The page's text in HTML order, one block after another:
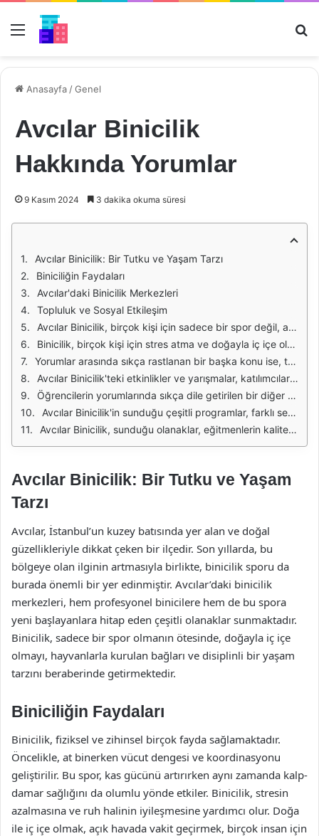
Menü
Anasayfa /Genel
Avcılar Binicilik
Hakkında Yorumlar
9 Kasım 2024 3 dakika okuma süresi
Avcılar Binicilik: Bir Tutku ve Yaşam Tarzı
Biniciliğin Faydaları
Avcılar'daki Binicilik Merkezleri
Topluluk ve Sosyal Etkileşim
Avcılar Binicilik, birçok kişi için sadece bir spor değil, aynı zamanda bir yaşam tarzıdır. Bu tesis, binicilik meraklıları için sunduğu çeşitli olanaklarla dikkat çekmektedir. Eğitmenlerin deneyimi ve atların bakımı, bu sporun güvenli ve keyifli bir şekilde yapılmasını sağlamaktadır. Kullanıcı yorumları, genellikle bu olumlu deneyimlere vurgu yapmaktadır. Binicilik dersleri alan öğrenciler, eğitmenlerin profesyonelliğinden ve yaklaşımından oldukça memnun kalmaktadır.
Binicilik, birçok kişi için stres atma ve doğayla iç içe olma fırsatı sunar. Avcılar Binicilik'le ilgili yapılan yorumlar, bu deneyimin ne kadar keyifli olduğuna dair birçok örnek içermektedir. Öğrenciler, derslerin yanı sıra atlarla olan etkileşimlerinin de kendilerine huzur verdiğini belirtmektedir. Ayrıca, atların bakımı ve beslenmesi konusundaki titizlik, bu tesisin tercih edilmesinde önemli bir rol oynamaktadır.
Yorumlar arasında sıkça rastlanan bir başka konu ise, tesisin sunduğu sosyal olanaklardır. Avcılar Binicilik, sadece bir eğitim alanı olmanın ötesinde, aynı zamanda bir topluluk oluşturma işlevi de görmektedir. Binicilik derslerine katılanlar, burada yeni arkadaşlıklar edinmekte ve ortak bir tutku etrafında bir araya gelmektedirler. Bu sosyal etkileşim, binicilik deneyimini daha da zenginleştirmektedir.
Avcılar Binicilik'teki etkinlikler ve yarışmalar, katılımcılar için heyecan verici bir deneyim sunmaktadır. Katılımcılar, bu tür organizasyonlar sayesinde yeteneklerini sergileme fırsatı bulmakta ve aynı zamanda diğer binicilerle tanışma imkanı elde etmektedir. Bu tür etkinlikler, katılımcıların motivasyonunu artırmakta ve binicilik tutkusunu pekiştirmektedir.
Öğrencilerin yorumlarında sıkça dile getirilen bir diğer husus ise, tesisin temizliği ve düzenidir. Avcılar Binicilik, hem atların hem de kullanıcıların sağlığını ön planda tutarak, hijyenik bir ortam sağlamaktadır. Bu durum, hem yeni başlayanlar hem de deneyimli biniciler için büyük bir artı olarak değerlendirilmektedir. Kullanıcılar, bu konuda tesisin titizliğini takdir etmektedir.
Avcılar Binicilik'in sunduğu çeşitli programlar, farklı seviyelerdeki binicilere hitap etmektedir. Hem çocuklar hem de yetişkinler için uygun dersler sunulmakta ve bu da geniş bir kitleye hitap etmektedir. Kullanıcıların yorumları, bu çeşitliliğin katılımcılara büyük bir avantaj sağladığını göstermektedir. Her seviyeden binicinin burada kendine uygun bir program bulabilmesi, tesisin başarısına katkıda bulunmaktadır.
Avcılar Binicilik, sunduğu olanaklar, eğitmenlerin kalitesi, sosyal etkileşim fırsatları ve hijyenik ortamıyla birçok kişi tarafından beğenilmektedir. Kullanıcı yorumları, bu tesisin neden tercih edildiğine dair önemli ipuçları sunmaktadır. Binicilik tutkusunu paylaşan bir topluluk içinde yer almak isteyenler için Avcılar Binicilik, ideal bir seçenek olmaya devam etmektedir.
Avcılar Binicilik: Bir Tutku ve Yaşam
Tarzı
Avcılar, İstanbul’un kuzey batısında yer alan ve doğal
güzellikleriyle dikkat çeken bir ilçedir. Son yıllarda, bu
bölgeye olan ilginin artmasıyla birlikte, binicilik sporu da
burada önemli bir yer edinmiştir. Avcılar’daki binicilik
merkezleri, hem profesyonel binicilere hem de bu spora
yeni başlayanlara hitap eden çeşitli olanaklar sunmaktadır.
Binicilik, sadece bir spor olmanın ötesinde, doğayla iç içe
olmayı, hayvanlarla kurulan bağları ve disiplinli bir yaşam
tarzını beraberinde getirmektedir.
Biniciliğin Faydaları
Binicilik, fiziksel ve zihinsel birçok fayda sağlamaktadır.
Öncelikle, at binerken vücut dengesi ve koordinasyonu
geliştirilir. Bu spor, kas gücünü artırırken aynı zamanda kalp-
damar sağlığını da olumlu yönde etkiler. Binicilik, stresin
azalmasına ve ruh halinin iyileşmesine yardımcı olur. Doğa
ile iç içe olmak, açık havada vakit geçirmek, birçok insan için